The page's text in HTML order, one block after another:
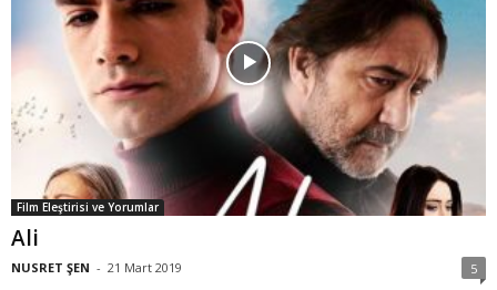
Film Eleştirisi ve Yorumlar
Ali
NUSRET ŞEN - 21 Mart 2019 5